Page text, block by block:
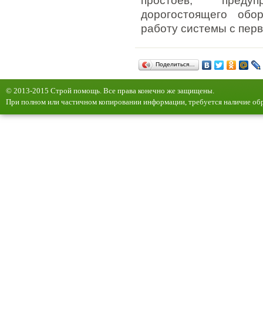
дорогостоящего
работу системы с
Поделиться…
© 2013-2015 Строй помощь. Все права конечно же защищены.
При полном или частичном копировании информации, требуется наличие